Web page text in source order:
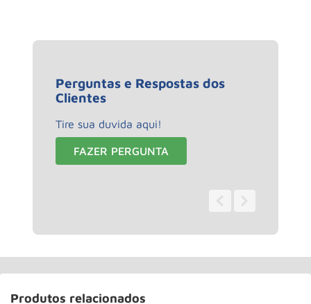
Perguntas e Respostas dos
Clientes
Tire sua duvida aqui!
FAZER PERGUNTA
Produtos relacionados